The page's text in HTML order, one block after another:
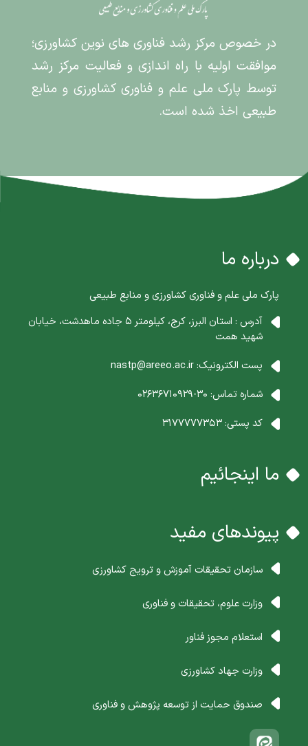
در خصوص مرکز رشد فناوری های نوین کشاورزی؛
موافقت اولیه با راه اندازی و فعالیت مرکز رشد
توسط پارک ملی علم و فناوری کشاورزی و منابع
طبیعی اخذ شده است.
درباره ما
پارک ملی علم و فناوری کشاورزی و منابع طبیعی
آدرس : استان البرز، کرج، کیلومتر 5 جاده ماهدشت، خیابان
شهید همت
پست الکترونیک:nastp@areeo.ac.ir
شماره تماس: 30-02636710929
کد پستی:3177777353
ما اینجائیم
پیوندهای مفید
سازمان تحقیقات آموزش و ترویج کشاورزی
وزارت علوم، تحقیقات و فناوری
استعلام مجوز فناور
وزارت جهاد کشاورزی
صندوق حمایت از توسعه پژوهش و فناوری